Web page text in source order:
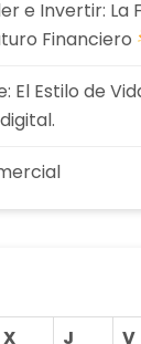
e Invertir: La
Financiero
El Estilo de
X J V